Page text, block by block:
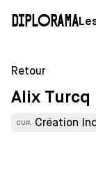
Diplorama
Retour
Alix Turcq
CUR. Création